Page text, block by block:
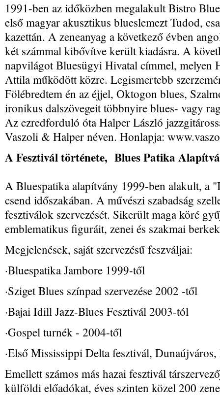
1991-ben az időközben megalakult Bistro
első magyar akusztikus blueslemezt Tudod,
kazettán. A zeneanyag a következő évben
két számmal kibővítve került kiadásra. A
napvilágot Bluesügyi Hivatal címmel, melyen
Attila működött közre. Legismertebb
Fölébredtem én az éjjel, Oktogon blues,
ironikus dalszövegeit többnyire blues- vagy
Az ezredforduló óta Halper László
Vaszoli & Halper néven. Honlapja:
A Fesztivál története, Blues Patika
A Bluespatika alapítvány 1999-ben alakult, a
csend időszakában. A művészi szabadság
fesztiválok szervezését. Sikerült maga köré
emblematikus figuráit, zenei és szakmai
Megjelenések, saját szervezésű feszváljai:
·Bluespatika Jambore 1999-től
·Sziget Blues színpad szervezése 2002 -től
·Bajai Idill Jazz-Blues Fesztivál 2003-tól
·Gospel turnék - 2004-től
·Első Mississippi Delta fesztivál, Dunaújváros,
Emellett számos más hazai fesztivál
külföldi előadókat, éves szinten közel 200